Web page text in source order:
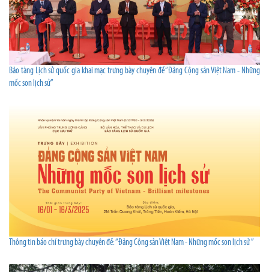
Bảo tàng Lịch sử quốc gia khai mạc trưng bày chuyên đề “Đảng Cộng sản Việt Nam - Những
mốc son lịch sử”
Thông tin báo chí trưng bày chuyên đề: “Đảng Cộng sản Việt Nam - Những mốc son lịch sử ”